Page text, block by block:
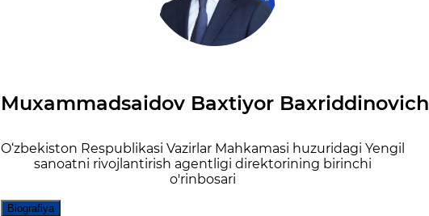
Muxammadsaidov Baxtiyor Baxriddinovich
O‘zbekiston Respublikasi Vazirlar Mahkamasi huzuridagi Yengil
sanoatni rivojlantirish agentligi direktorining birinchi
o'rinbosari
Biografiya